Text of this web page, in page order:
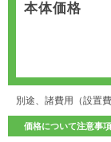
本体価格
別途、諸費用（設置
価格について注意事項